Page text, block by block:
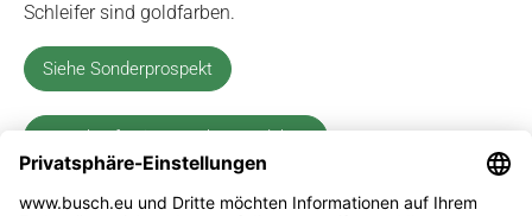
Schleifer sind goldfarben.
Siehe Sonderprospekt
Jetzt kaufen im Busch-Dentalshop